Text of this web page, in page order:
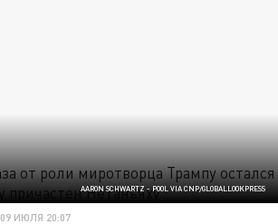
AARON SCHWARTZ - POOL VIA CNP/GLOBALLOOKPRESS
09 ИЮЛЯ 20:07